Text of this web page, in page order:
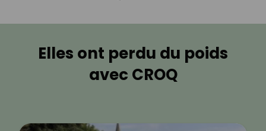
Elles ont perdu du poids
avec CROQ